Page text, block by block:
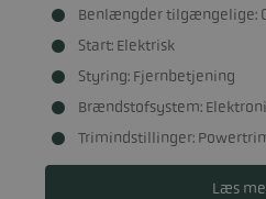
Benlængder tilgængelige:
Start: Elektrisk
Styring: Fjernbetjening
Brændstofsystem:
Trimindstillinger:
Læs